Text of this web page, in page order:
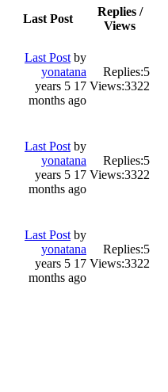
Replies /
Views
Last Post
Replies:5
Views:3322
Last Post by
yonatana
17 years 5
months ago
Replies:5
Views:3322
Last Post by
yonatana
17 years 5
months ago
Replies:5
Views:3322
Last Post by
yonatana
17 years 5
months ago